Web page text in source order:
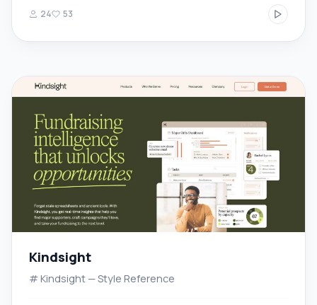
24 53
Kindsight
# Kindsight — Style Reference